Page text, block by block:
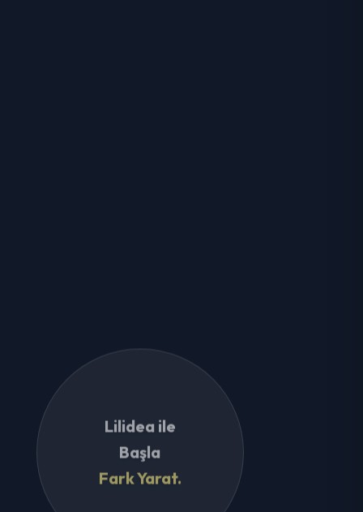
Lilidea ile
Başla
Fark Yarat.